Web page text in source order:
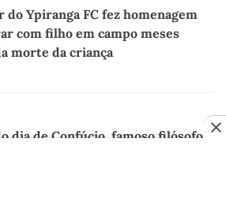
do Ypiranga FC fez homenagem
com filho em campo meses
morte da criança
dia de Confúcio, famoso filósofo